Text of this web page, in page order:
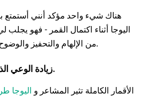
هناك شيء واحد مؤكد أنني أستمتع
اليوجا أثناء اكتمال القمر - فهو يجلب
من الإلهام والتحفيز والوضوح العقلي بعد جلساتي.
4. زيادة الوعي الذاتي وقبول الذات.
الأقمار الكاملة تثير المشاعر و اليوجا